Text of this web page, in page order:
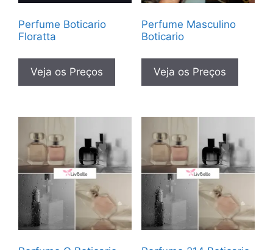
Perfume Boticario
Floratta
Veja os Preços
Perfume Masculino
Boticario
Veja os Preços